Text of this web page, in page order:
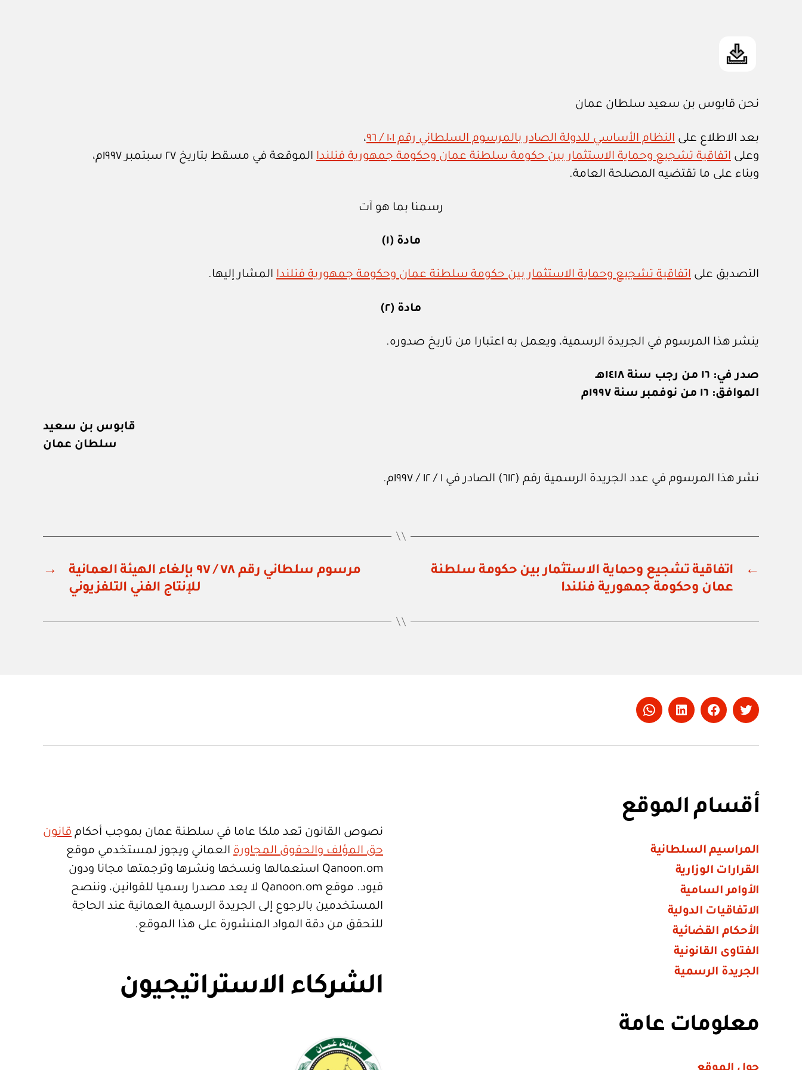
نحن قابوس بن سعيد سلطان عمان
بعد الاطلاع على النظام الأساسي للدولة الصادر بالمرسوم السلطاني رقم ١٠١ / ٩٦
،
وعلى اتفاقية تشجيع وحماية الاستثمار بين حكومة سلطنة عمان وحكومة جمهورية فنلندا الموقعة في مسقط بتاريخ ٢٧ سبتمبر ١٩٩٧م،
وبناء على ما تقتضيه المصلحة العامة.
رسمنا بما هو آت
مادة (١)
التصديق على اتفاقية تشجيع وحماية الاستثمار بين حكومة سلطنة عمان وحكومة جمهورية فنلندا المشار إليها.
مادة (٢)
ينشر هذا المرسوم في الجريدة الرسمية، ويعمل به اعتبارا من تاريخ صدوره.
صدر في: ١٦ من رجب سنة ١٤١٨هـ
الموافق: ١٦ من نوفمبر سنة ١٩٩٧م
قابوس بن سعيد
سلطان عمان
نشر هذا المرسوم في عدد الجريدة الرسمية رقم (٦١٢) الصادر في ١ / ١٢ / ١٩٩٧م.
←
اتفاقية تشجيع وحماية الاستثمار بين حكومة سلطنة
عمان وحكومة جمهورية فنلندا
→
مرسوم سلطاني رقم ٧٨ / ٩٧ بإلغاء الهيئة العمانية
للإنتاج الفني التلفزيوني
Twitter
Facebook
LinkedIn
Whatsapp
أقسام الموقع
المراسيم السلطانية
القرارات الوزارية
الأوامر السامية
الاتفاقيات الدولية
الأحكام القضائية
الفتاوى القانونية
الجريدة الرسمية
معلومات عامة
نصوص القانون تعد ملكا عاما في سلطنة عمان بموجب أحكام قانون
حق المؤلف والحقوق المجاورة العماني ويجوز لمستخدمي موقع
Qanoon.om استعمالها ونسخها ونشرها وترجمتها مجانا ودون
قيود. موقع Qanoon.om لا يعد مصدرا رسميا للقوانين، وننصح
المستخدمين بالرجوع إلى الجريدة الرسمية العمانية عند الحاجة
للتحقق من دقة المواد المنشورة على هذا الموقع.
الشركاء الاستراتيجيون